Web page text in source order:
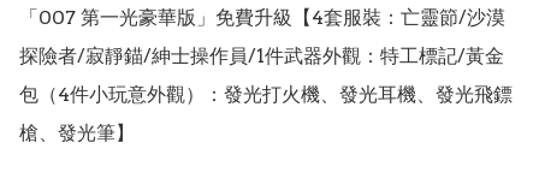
「007 第一光豪華版」免費升級【4套服裝：亡靈節/沙漠
探險者/寂靜錨/紳士操作員/1件武器外觀：特工標記/黃金
包（4件小玩意外觀）：發光打火機、發光耳機、發光飛鏢
槍、發光筆】